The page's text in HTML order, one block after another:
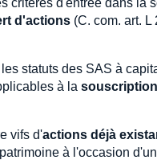
d'actions (C. com. art.
statuts des SAS à
à la
vifs d'actions déjà
à l'occasion